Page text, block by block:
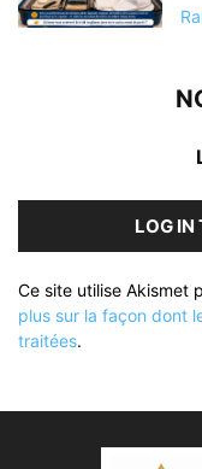
LOG IN
Ce site utilise Akismet
plus sur la façon dont
traitées.